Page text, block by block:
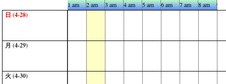
1 am 2 am 3 am 4 am 5 am 6 am 7 am 8 am 9
日 (4-28)
月 (4-29)
火 (4-30)